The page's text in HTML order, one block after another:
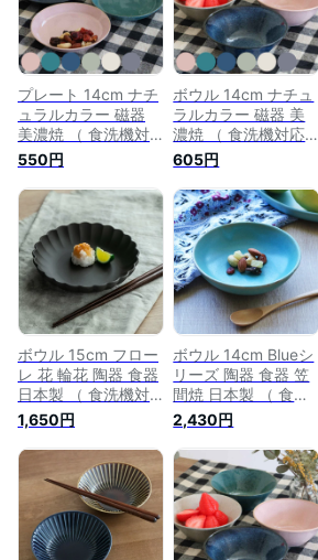
分け皿 深皿 おしゃ
れ ）
ダン おしゃれ ）
【3980円以上送料
無料】
プレート 14cm ナチ
ュラルカラー 磁器
美濃焼 （ 食洗機対
応 電子レンジ対応
ケーキ皿 デザート皿
取り皿 小皿 日本製
デザートプレート ケ
ーキ デザート 取皿
菓子皿 お皿 丸皿 お
しゃれ ）【3980円
以上送料無料】
550円
ボウル 14cm ナチュ
ラルカラー 磁器 美
濃焼 （ 食洗機対応
電子レンジ対応 皿
サラダボウル 鉢 中
鉢 日本製 デザート
ヨーグルト サラダ
フルーツ 取り皿 取
り分け皿 深皿 おし
ゃれ ） 【3980円以
上送料無料】
605円
ボウル 15cm フロー
レ 花 輪花 陶器 食器
日本製 （ 食洗機対
応 電子レンジ対応
皿 小鉢 小皿 デザー
ト デザートプレート
お皿 取り皿 深皿 洋
食器 輪花皿 おしゃ
れ ） 【3980円以上
送料無料】
1,650円
ボウル 14cm Blueシ
リーズ 陶器 食器 笠
間焼 日本製 （ 食洗
機対応 電子レンジ対
応 皿 小鉢 小皿 デザ
ート デザートプレー
ト お皿 取り皿 深皿
洋食器 青 トルコブ
ルー おしゃれ ）
2,430円